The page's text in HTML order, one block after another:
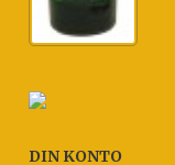
DIN KONTO